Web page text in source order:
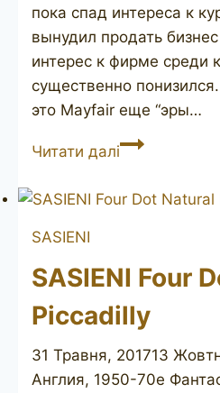
пока спад интереса к
вынудил продать
интерес к фирме среди
существенно
это Mayfair еще “эры…
Читати даліSASIENI
51
SASIENI
SASIENI Four
Piccadilly
31 Травня, 201713
Англия, 1950-70е